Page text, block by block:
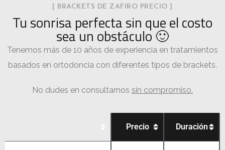
[ BRACKETS DE ZAFIRO PRECIO ]
Tu sonrisa perfecta sin que el costo
sea un obstáculo 🙂
Tenemos más de 10 años de experiencia en tratamientos
basados en ortodoncia con diferentes tipos de brackets.
No dudes en consultarnos sin compromiso.
Precio Duración